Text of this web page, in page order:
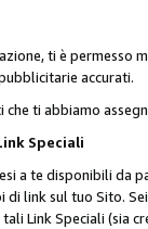
ti è permesso
accurati.
che ti abbiamo
Speciali
a te disponibili
link sul tuo Sito.
Link Speciali